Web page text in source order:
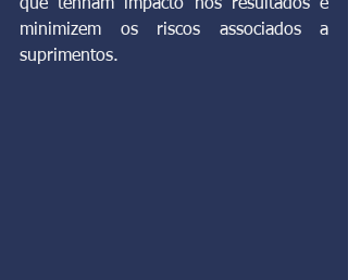
que tenham impacto nos resultados e
minimizem os riscos associados a
suprimentos.